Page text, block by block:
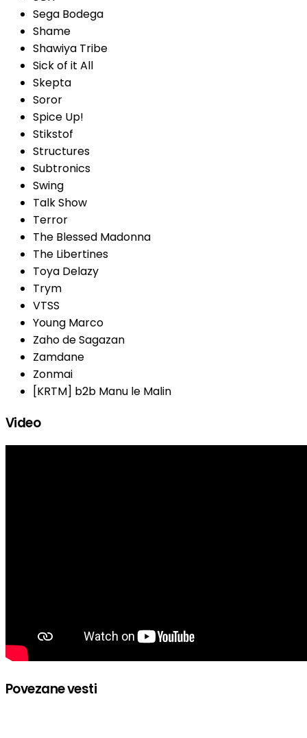
Sega Bodega
Shame
Shawiya Tribe
Sick of it All
Skepta
Soror
Spice Up!
Stikstof
Structures
Subtronics
Swing
Talk Show
Terror
The Blessed Madonna
The Libertines
Toya Delazy
Trym
VTSS
Young Marco
Zaho de Sagazan
Zamdane
Zonmai
[KRTM] b2b Manu le Malin
Video
Povezane vesti